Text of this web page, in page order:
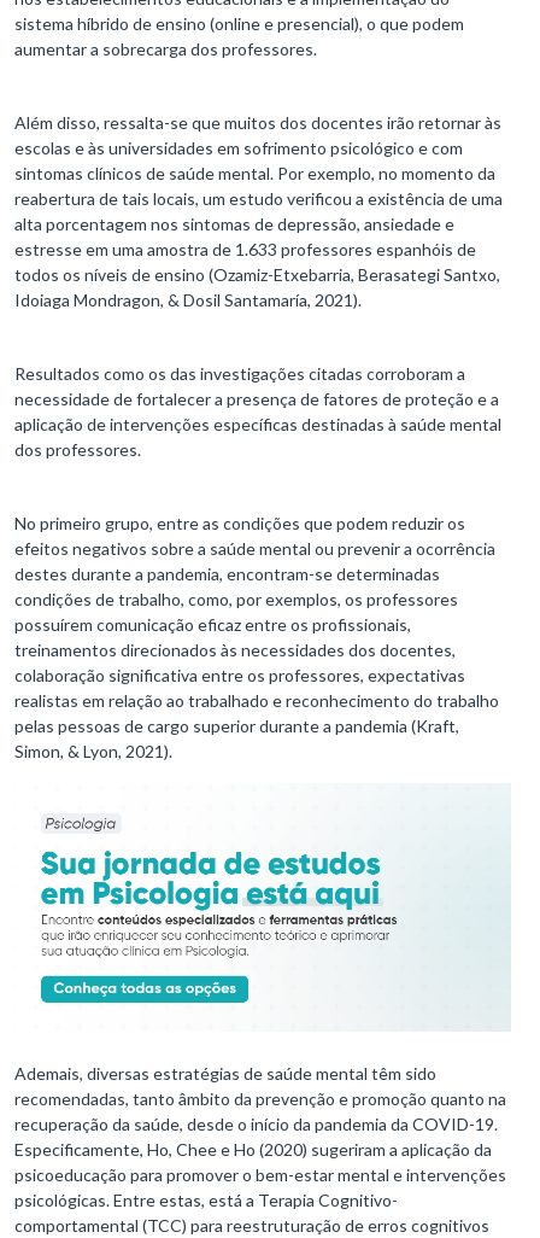
sistema híbrido de ensino (online e presencial), o que podem
aumentar a sobrecarga dos professores.
Além disso, ressalta-se que muitos dos docentes irão retornar às
escolas e às universidades em sofrimento psicológico e com
sintomas clínicos de saúde mental. Por exemplo, no momento da
reabertura de tais locais, um estudo verificou a existência de uma
alta porcentagem nos sintomas de depressão, ansiedade e
estresse em uma amostra de 1.633 professores espanhóis de
todos os níveis de ensino (Ozamiz-Etxebarria, Berasategi Santxo,
Idoiaga Mondragon, & Dosil Santamaría, 2021).
Resultados como os das investigações citadas corroboram a
necessidade de fortalecer a presença de fatores de proteção e a
aplicação de intervenções específicas destinadas à saúde mental
dos professores.
No primeiro grupo, entre as condições que podem reduzir os
efeitos negativos sobre a saúde mental ou prevenir a ocorrência
destes durante a pandemia, encontram-se determinadas
condições de trabalho, como, por exemplos, os professores
possuírem comunicação eficaz entre os profissionais,
treinamentos direcionados às necessidades dos docentes,
colaboração significativa entre os professores, expectativas
realistas em relação ao trabalhado e reconhecimento do trabalho
pelas pessoas de cargo superior durante a pandemia (Kraft,
Simon, & Lyon, 2021).
Ademais, diversas estratégias de saúde mental têm sido
recomendadas, tanto âmbito da prevenção e promoção quanto na
recuperação da saúde, desde o início da pandemia da COVID-19.
Especificamente, Ho, Chee e Ho (2020) sugeriram a aplicação da
psicoeducação para promover o bem-estar mental e intervenções
psicológicas. Entre estas, está a Terapia Cognitivo-
comportamental (TCC) para reestruturação de erros cognitivos